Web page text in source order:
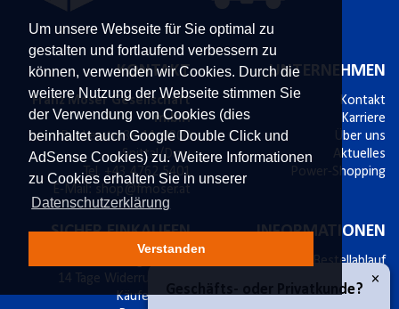
Um unsere Webseite für Sie optimal zu
gestalten und fortlaufend verbessern zu
können, verwenden wir Cookies. Durch die
weitere Nutzung der Webseite stimmen Sie
der Verwendung von Cookies (dies
beinhaltet auch Google Double Click und
AdSense Cookies) zu. Weitere Informationen
zu Cookies erhalten Sie in unserer
Datenschutzerklärung
Verstanden
KONTAKT
Franz Moser Gesellschaft
m.b.H
Bünkerstraße 44,9800
Spittal/Drau
Tel.
+43 4762 5401
E-Mail: shop@fmoser.at
UNTERNEHMEN
Kontakt
Karriere
Über uns
Aktuelles
Power-Shopping
SICHER EINKAUFEN
14 Tage Widerrufsrecht
Käuferschutz
INFORMATIONEN
Bestellablauf
Versand & Widerruf
Zahlungsmöglichkeiten
×
Geschäfts- oder Privatkunde?